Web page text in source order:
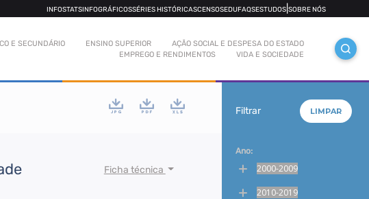
INFOSTATSINFOGRÁFICOSSÉRIES HISTÓRICASCENSOSEDUFAQSESTUDOS SOBRE NÓS
E SECUNDÁRIO ENSINO SUPERIOR
AÇÃO SOCIAL E DESPESA DO ESTADO
EMPREGO E RENDIMENTOS
VIDA E SOCIEDADE
Ficha técnica
Filtrar LIMPAR
Ano:
2000-2009
2010-2019